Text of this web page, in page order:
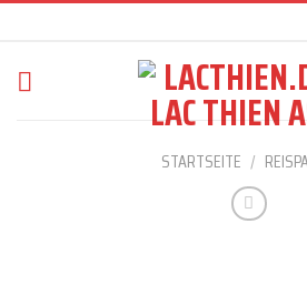
content
STARTSEITE /